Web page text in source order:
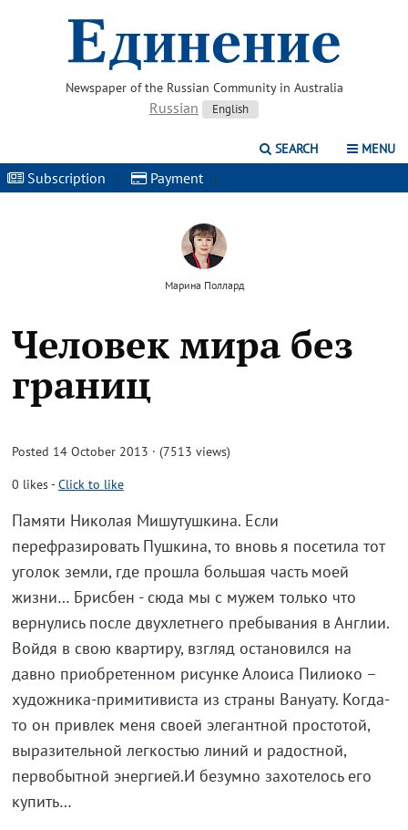
Newspaper of the Russian Community in Australia
Russian English
SEARCH MENU
Subscription | Payment |
Марина Поллард
Человек мира без
границ
Posted 14 October 2013 · (7513 views)
0 likes-Click to like
Памяти Николая Мишутушкина. Если
перефразировать Пушкина, то вновь я посетила тот
уголок земли, где прошла большая часть моей
жизни… Брисбен - сюда мы с мужем только что
вернулись после двухлетнего пребывания в Англии.
Войдя в свою квартиру, взгляд остановился на
давно приобретенном рисунке Алоиса Пилиоко –
художника-примитивиста из страны Вануату. Когда-
то он привлек меня своей элегантной простотой,
выразительной легкостью линий и радостной,
первобытной энергией.И безумно захотелось его
купить…